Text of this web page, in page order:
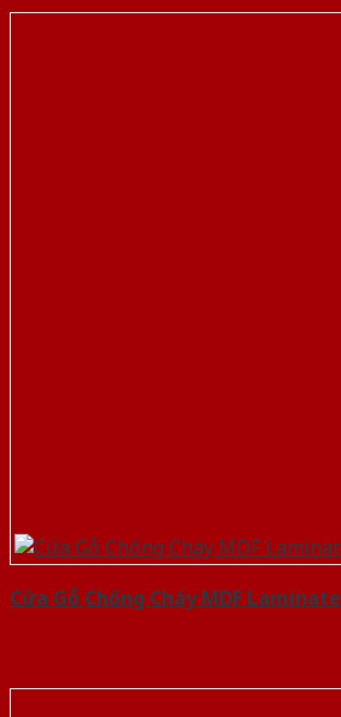
Cửa Gỗ Chống Cháy MDF Laminate